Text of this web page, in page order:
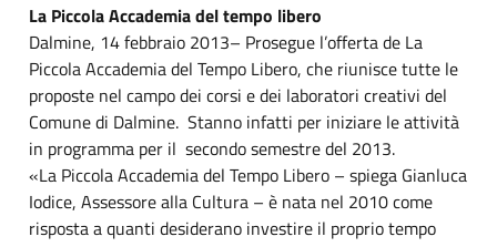
La Piccola Accademia del tempo libero
Dalmine, 14 febbraio 2013– Prosegue l’offerta de La
Piccola Accademia del Tempo Libero, che riunisce tutte le
proposte nel campo dei corsi e dei laboratori creativi del
Comune di Dalmine. Stanno infatti per iniziare le attività
in programma per il secondo semestre del 2013.
«La Piccola Accademia del Tempo Libero – spiega Gianluca
Iodice, Assessore alla Cultura – è nata nel 2010 come
risposta a quanti desiderano investire il proprio tempo